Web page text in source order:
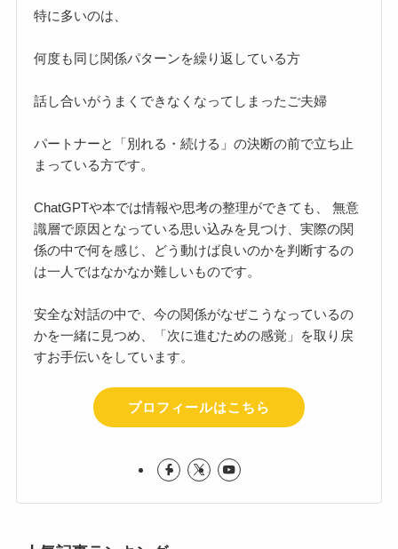
特に多いのは、
何度も同じ関係パターンを繰り返している方
話し合いがうまくできなくなってしまったご夫婦
パートナーと「別れる・続ける」の決断の前で立ち止
まっている方です。
ChatGPTや本では情報や思考の整理ができても、 無意
識層で原因となっている思い込みを見つけ、実際の関
係の中で何を感じ、どう動けば良いのかを判断するの
は一人ではなかなか難しいものです。
安全な対話の中で、今の関係がなぜこうなっているの
かを一緒に見つめ、「次に進むための感覚」を取り戻
すお手伝いをしています。
プロフィールはこちら